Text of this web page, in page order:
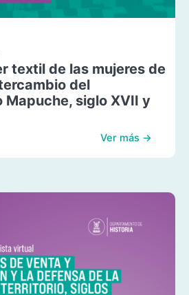
textil de las mujeres de
del
siglo XVII y
Ver más →